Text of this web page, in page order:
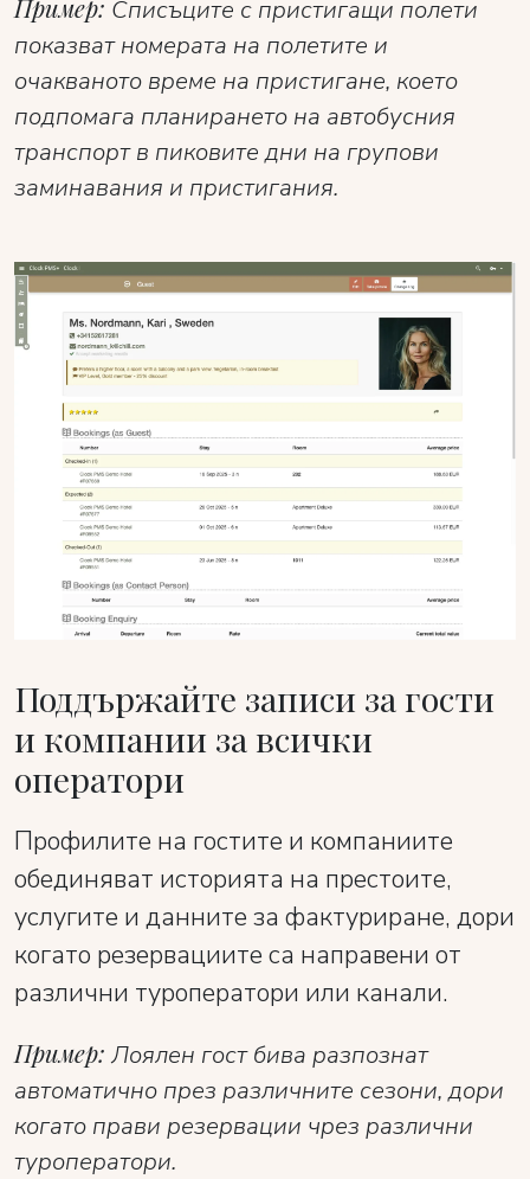
Пример: Списъците с пристигащи полети
показват номерата на полетите и
очакваното време на пристигане, което
подпомага планирането на автобусния
транспорт в пиковите дни на групови
заминавания и пристигания.
Поддържайте записи за гости
и компании за всички
оператори
Профилите на гостите и компаниите
обединяват историята на престоите,
услугите и данните за фактуриране, дори
когато резервациите са направени от
различни туроператори или канали.
Пример: Лоялен гост бива разпознат
автоматично през различните сезони, дори
когато прави резервации чрез различни
туроператори.